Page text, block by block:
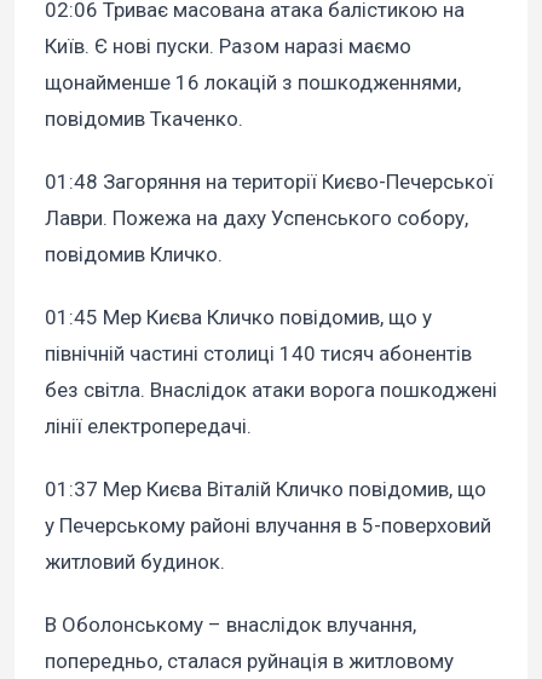
02:06 Триває масована атака балістикою на
Київ. Є нові пуски. Разом наразі маємо
щонайменше 16 локацій з пошкодженнями,
повідомив Ткаченко.
01:48 Загоряння на території Києво-Печерської
Лаври. Пожежа на даху Успенського собору,
повідомив Кличко.
01:45 Мер Києва Кличко повідомив, що у
північній частині столиці 140 тисяч абонентів
без світла. Внаслідок атаки ворога пошкоджені
лінії електропередачі.
01:37 Мер Києва Віталій Кличко повідомив, що
у Печерському районі влучання в 5-поверховий
житловий будинок.
В Оболонському – внаслідок влучання,
попередньо, сталася руйнація в житловому